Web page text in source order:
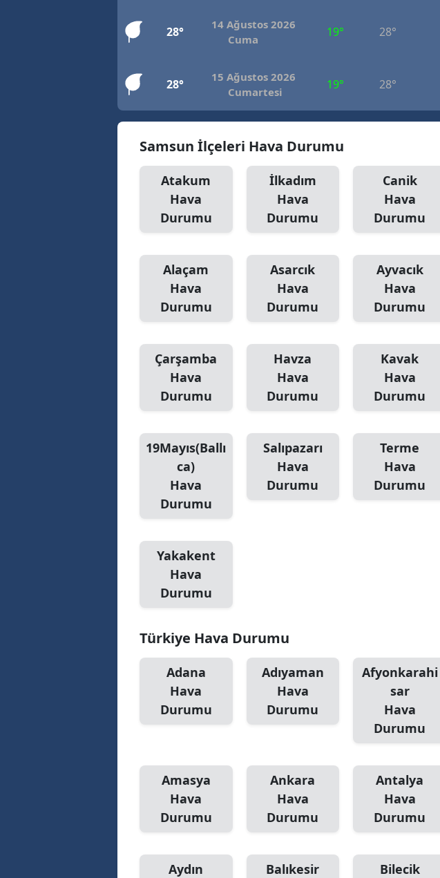
28°
14 Ağustos 2026
Cuma
19° 28°
28°
15 Ağustos 2026
Cumartesi
19° 28°
Samsun İlçeleri Hava Durumu
Atakum
Hava
Durumu
İlkadım
Hava
Durumu
Canik
Hava
Durumu
Alaçam
Hava
Durumu
Asarcık
Hava
Durumu
Ayvacık
Hava
Durumu
Çarşamba
Hava
Durumu
Havza
Hava
Durumu
Kavak
Hava
Durumu
19Mayıs(Ballı
ca)
Hava
Durumu
Salıpazarı
Hava
Durumu
Terme
Hava
Durumu
Yakakent
Hava
Durumu
Türkiye Hava Durumu
Adana
Hava
Durumu
Adıyaman
Hava
Durumu
Afyonkarahi
sar
Hava
Durumu
Amasya
Hava
Durumu
Ankara
Hava
Durumu
Antalya
Hava
Durumu
Aydın
Balıkesir
Bilecik